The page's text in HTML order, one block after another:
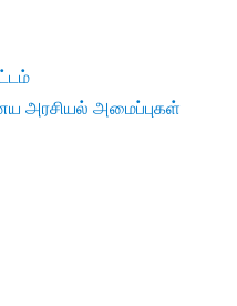
அரசியல் அமைப்புகள்